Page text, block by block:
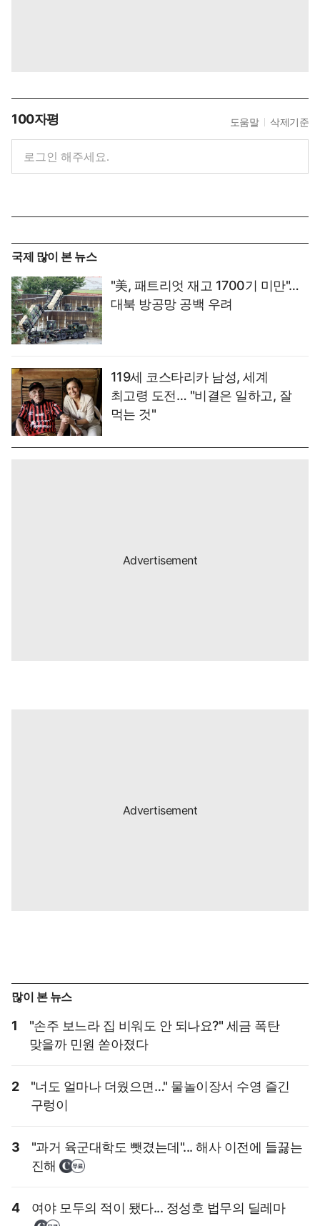
100자평 도움말 삭제기준
국제 많이 본 뉴스
"美, 패트리엇 재고 1700기 미만"…
대북 방공망 공백 우려
119세 코스타리카 남성, 세계
최고령 도전… "비결은 일하고, 잘
먹는 것"
많이 본 뉴스
1
"손주 보느라 집 비워도 안 되나요?" 세금 폭탄
맞을까 민원 쏟아졌다
2
"너도 얼마나 더웠으면…" 물놀이장서 수영 즐긴
구렁이
3
"과거 육군대학도 뺏겼는데"... 해사 이전에 들끓는
진해
4 여야 모두의 적이 됐다... 정성호 법무의 딜레마